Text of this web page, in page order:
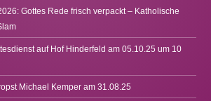
Gottes Rede frisch verpackt – Katholische
auf Hof Hinderfeld am 05.10.25 um 10
Michael Kemper am 31.08.25